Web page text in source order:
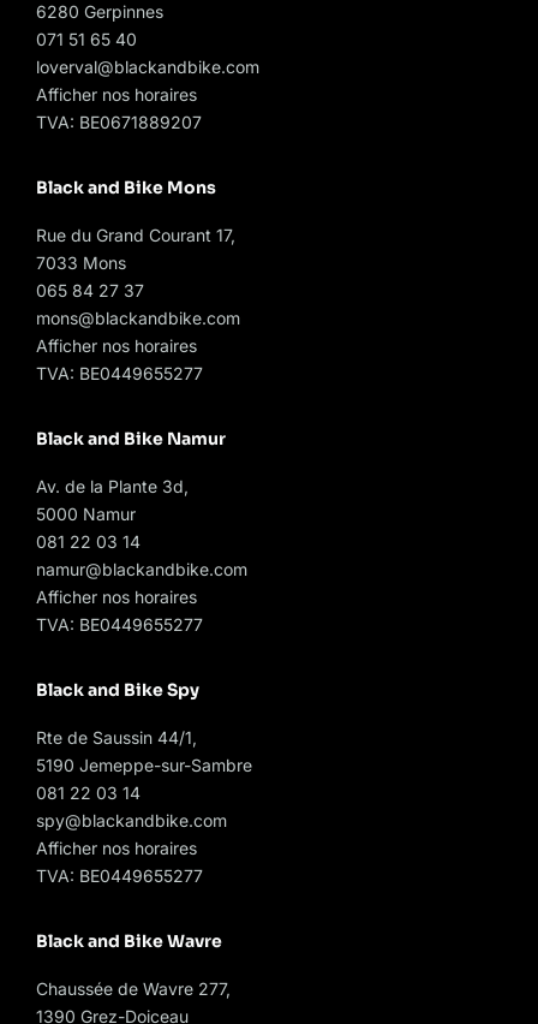
6280 Gerpinnes
071 51 65 40
loverval@blackandbike.com
Afficher nos horaires
TVA: BE0671889207
Black and Bike Mons
Rue du Grand Courant 17,
7033 Mons
065 84 27 37
mons@blackandbike.com
Afficher nos horaires
TVA: BE0449655277
Black and Bike Namur
Av. de la Plante 3d,
5000 Namur
081 22 03 14
namur@blackandbike.com
Afficher nos horaires
TVA: BE0449655277
Black and Bike Spy
Rte de Saussin 44/1,
5190 Jemeppe-sur-Sambre
081 22 03 14
spy@blackandbike.com
Afficher nos horaires
TVA: BE0449655277
Black and Bike Wavre
Chaussée de Wavre 277,
1390 Grez-Doiceau